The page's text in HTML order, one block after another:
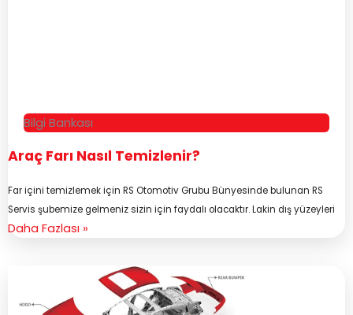
Bilgi Bankası
Araç Farı Nasıl Temizlenir?
Far içini temizlemek için RS Otomotiv Grubu Bünyesinde bulunan RS
Servis şubemize gelmeniz sizin için faydalı olacaktır. Lakin dış yüzeyleri
Daha Fazlası »